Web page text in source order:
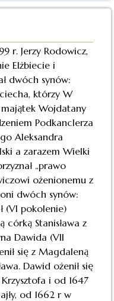
r. Jerzy Rodowicz,
Elżbiecie i
dwóch synów:
którzy W
majątek Wojdatany
Podkanclerza
Aleksandra
a zarazem Wielki
„prawo
ożenionemu z
dwóch synów:
(VI pokolenie)
córką Stanisława z
Dawida (VII
się z Magdaleną
Dawid ożenił się
i od 1647
od 1662 r w